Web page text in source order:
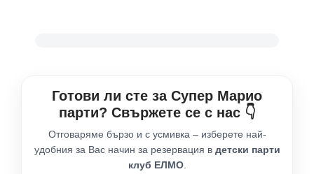
Готови ли сте за Супер Марио
парти? Свържете се с нас 👇
Отговаряме бързо и с усмивка – изберете най-
удобния за Вас начин за резервация в детски парти
клуб ЕЛМО.